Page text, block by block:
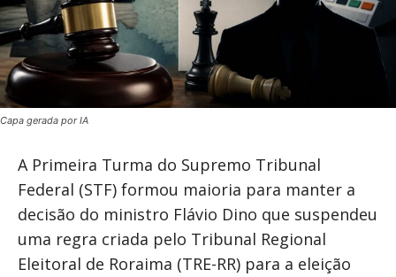
Capa gerada por IA
A Primeira Turma do Supremo Tribunal
Federal (STF) formou maioria para manter a
decisão do ministro Flávio Dino que suspendeu
uma regra criada pelo Tribunal Regional
Eleitoral de Roraima (TRE-RR) para a eleição